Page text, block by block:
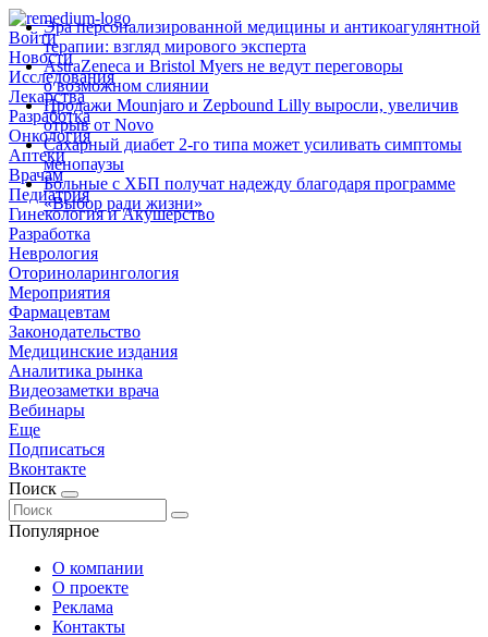
Войти
Новости
Исследования
Лекарства
Разработка
Онкология
Аптеки
Врачам
Педиатрия
Гинекология и Акушерство
Разработка
Неврология
Оториноларингология
Мероприятия
Фармацевтам
Законодательство
Медицинские издания
Аналитика рынка
Видеозаметки врача
Вебинары
Еще
Подписаться
Вконтакте
Поиск
Популярное
Эра персонализированной медицины и антикоагулянтной
терапии: взгляд мирового эксперта
AstraZeneca и Bristol Myers не ведут переговоры
о возможном слиянии
Продажи Mounjaro и Zepbound Lilly выросли, увеличив
отрыв от Novo
Сахарный диабет 2‑го типа может усиливать симптомы
менопаузы
Больные с ХБП получат надежду благодаря программе
«Выбор ради жизни»
О компании
О проекте
Реклама
Контакты